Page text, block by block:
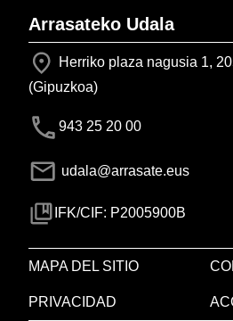
Arrasateko Udala
Herriko plaza nagusia 1,
(Gipuzkoa)
943 25 20 00
udala@arrasate.eus
IFK/CIF: P2005900B
MAPA DEL SITIO
PRIVACIDAD